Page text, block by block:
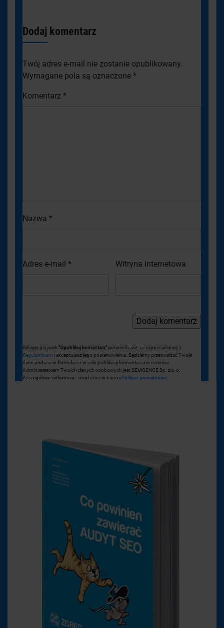
Dodaj komentarz
Twój adres e-mail nie zostanie opublikowany.
Wymagane pola są oznaczone *
Komentarz *
Nazwa *
Adres e-mail * Witryna internetowa
Klikając przycisk "Opublikuj komentarz" potwierdzasz, że zapoznałeś się z
Regulaminem i akceptujesz jego postanowienia. Będziemy przetwarzać Twoje
dane podane w formularzu w celu publikacji komentarza w serwisie.
Administratorem Twoich danych osobowych jest SEMGENCE Sp. z o.o.
Szczegółowe informacje znajdziesz w naszej Polityce prywatności